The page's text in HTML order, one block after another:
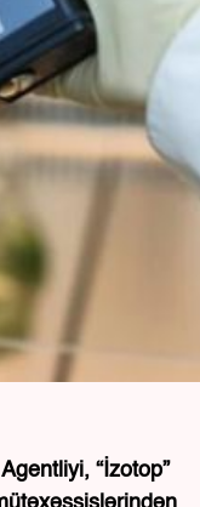
“İzotop”